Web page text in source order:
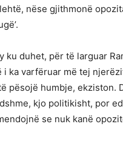
nëse gjithmonë
ku duhet, për të larguar
ka varfëruar më tej
pësojë humbje, ekziston.
kjo politikisht, por
se nuk kanë